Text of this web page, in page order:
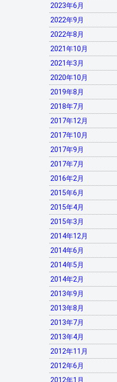
2023年6月
2022年9月
2022年8月
2021年10月
2021年3月
2020年10月
2019年8月
2018年7月
2017年12月
2017年10月
2017年9月
2017年7月
2016年2月
2015年6月
2015年4月
2015年3月
2014年12月
2014年6月
2014年5月
2014年2月
2013年9月
2013年8月
2013年7月
2013年4月
2012年11月
2012年6月
2012年1月